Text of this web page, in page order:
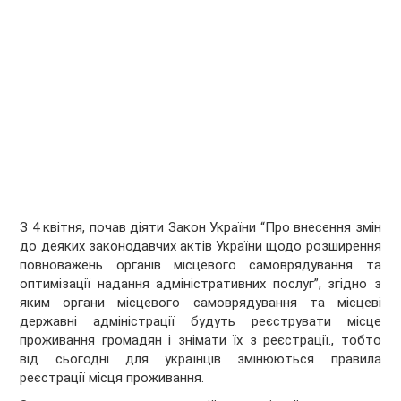
З 4 квітня, почав діяти Закон України “Про внесення змін
до деяких законодавчих актів України щодо розширення
повноважень органів місцевого самоврядування та
оптимізації надання адміністративних послуг”, згідно з
яким органи місцевого самоврядування та місцеві
державні адміністрації будуть реєструвати місце
проживання громадян і знімати їх з реєстрації., тобто
від сьогодні для українців змінюються правила
реєстрації місця проживання.